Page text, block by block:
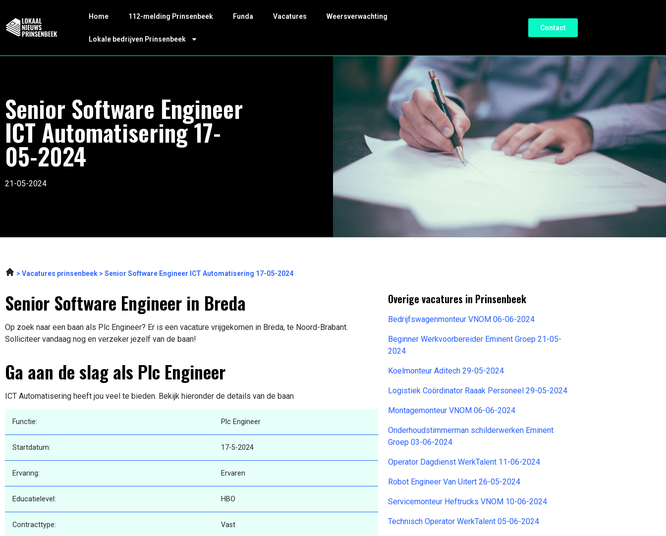
Home 112-melding Prinsenbeek Funda Vacatures Weersverwachting
Lokale bedrijven Prinsenbeek
Contact
Senior Software Engineer
ICT Automatisering 17-
05-2024
21-05-2024
Vacatures prinsenbeek Senior Software Engineer ICT Automatisering 17-05-2024
Senior Software Engineer in Breda
Op zoek naar een baan als Plc Engineer? Er is een vacature vrijgekomen in Breda, te Noord-Brabant.
Solliciteer vandaag nog en verzeker jezelf van de baan!
Ga aan de slag als Plc Engineer
ICT Automatisering heeft jou veel te bieden. Bekijk hieronder de details van de baan
Functie: Plc Engineer
Startdatum: 17-5-2024
Ervaring: Ervaren
Educatielevel: HBO
Contracttype: Vast
Overige vacatures in Prinsenbeek
Bedrijfswagenmonteur VNOM 06-06-2024
Beginner Werkvoorbereider Eminent Groep 21-05-
2024
Koelmonteur Aditech 29-05-2024
Logistiek Coördinator Raaak Personeel 29-05-2024
Montagemonteur VNOM 06-06-2024
Onderhoudstimmerman schilderwerken Eminent
Groep 03-06-2024
Operator Dagdienst WerkTalent 11-06-2024
Robot Engineer Van Uitert 26-05-2024
Servicemonteur Heftrucks VNOM 10-06-2024
Technisch Operator WerkTalent 05-06-2024